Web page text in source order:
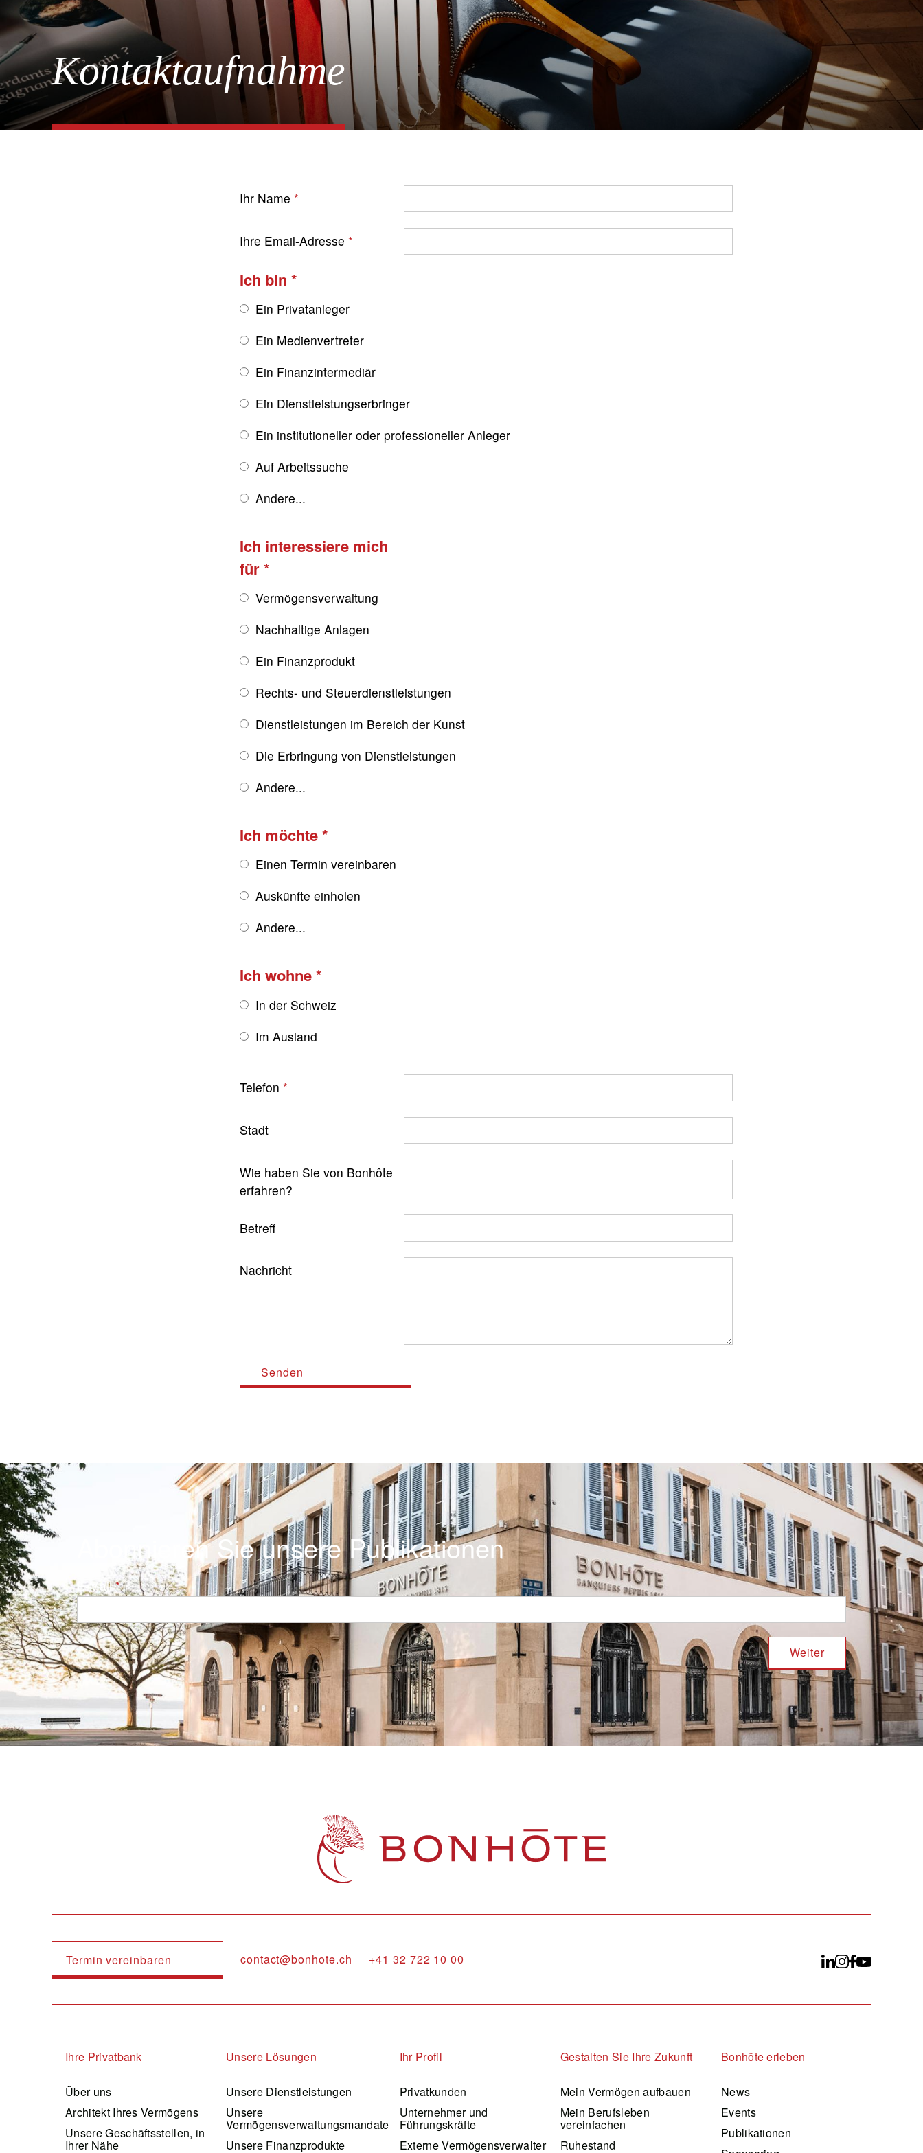
Kontaktaufnahme
Ihr Name
Ihre Email-Adresse
Ich bin
Ein Privatanleger
Ein Medienvertreter
Ein Finanzintermediär
Ein Dienstleistungserbringer
Ein institutioneller oder professioneller Anleger
Auf Arbeitssuche
Andere...
Ich interessiere mich
für
Vermögensverwaltung
Nachhaltige Anlagen
Ein Finanzprodukt
Rechts- und Steuerdienstleistungen
Dienstleistungen im Bereich der Kunst
Die Erbringung von Dienstleistungen
Andere...
Ich möchte
Einen Termin vereinbaren
Auskünfte einholen
Andere...
Ich wohne
In der Schweiz
Im Ausland
Telefon
Stadt
Wie haben Sie von Bonhôte
erfahren?
Betreff
Nachricht
Abonnieren Sie unsere Publikationen
E-Mail
Termin vereinbaren contact@bonhote.ch +41 32 722 10 00
Navigation principale
Ihre Privatbank
Über uns
Architekt Ihres Vermögens
Unsere Geschäftsstellen, in
Ihrer Nähe
Unsere Lösungen
Unsere Dienstleistungen
Unsere
Vermögensverwaltungsmandate
Unsere Finanzprodukte
Ihr Profil
Privatkunden
Unternehmer und
Führungskräfte
Externe Vermögensverwalter
Gestalten Sie Ihre Zukunft
Mein Vermögen aufbauen
Mein Berufsleben
vereinfachen
Ruhestand
Bonhôte erleben
News
Events
Publikationen